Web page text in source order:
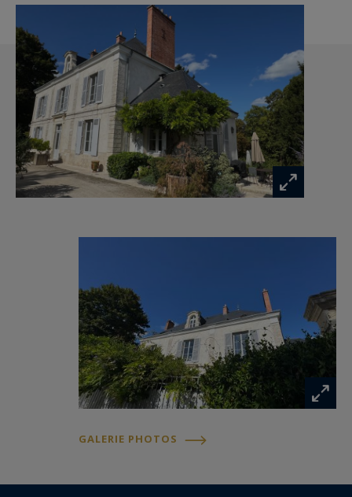
Un lieu unique alliant cachet historique, confort
moderne et cadre idyllique sur le bord de la
rivière "Le Loiret".
GALERIE PHOTOS